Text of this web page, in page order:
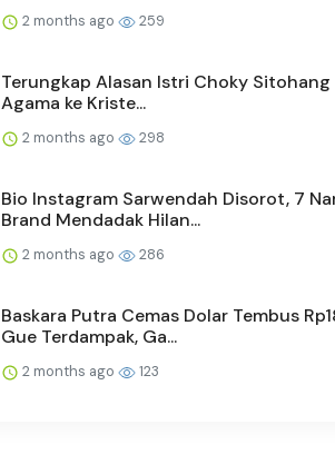
2 months ago 259
Terungkap Alasan Istri Choky Sitohang
Agama ke Kriste...
2 months ago 298
Bio Instagram Sarwendah Disorot, 7
Brand Mendadak Hilan...
2 months ago 286
Baskara Putra Cemas Dolar Tembus
Gue Terdampak, Ga...
2 months ago 123